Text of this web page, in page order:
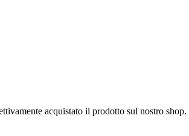
acquistato il prodotto sul nostro